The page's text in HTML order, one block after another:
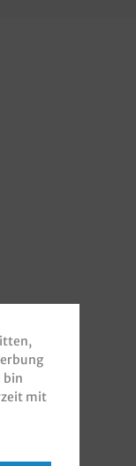
bin
mit